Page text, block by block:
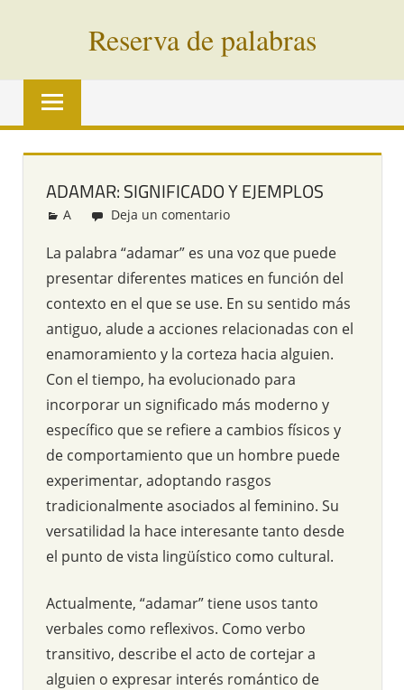
Reserva de palabras
Palabras
vías
todo
mundo
ADAMAR: SIGNIFICADO Y EJEMPLOS
Redacción
A Deja un comentario
La palabra “adamar” es una voz que puede
presentar diferentes matices en función del
contexto en el que se use. En su sentido más
antiguo, alude a acciones relacionadas con el
enamoramiento y la corteza hacia alguien.
Con el tiempo, ha evolucionado para
incorporar un significado más moderno y
específico que se refiere a cambios físicos y
de comportamiento que un hombre puede
experimentar, adoptando rasgos
tradicionalmente asociados al feminino. Su
versatilidad la hace interesante tanto desde
el punto de vista lingüístico como cultural.
Actualmente, “adamar” tiene usos tanto
verbales como reflexivos. Como verbo
transitivo, describe el acto de cortejar a
alguien o expresar interés romántico de